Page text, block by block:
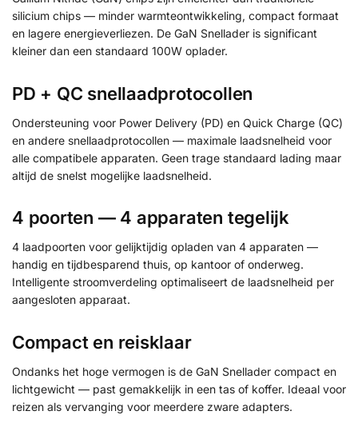
silicium chips — minder warmteontwikkeling, compact formaat
en lagere energieverliezen. De GaN Snellader is significant
kleiner dan een standaard 100W oplader.
PD + QC snellaadprotocollen
Ondersteuning voor Power Delivery (PD) en Quick Charge (QC)
en andere snellaadprotocollen — maximale laadsnelheid voor
alle compatibele apparaten. Geen trage standaard lading maar
altijd de snelst mogelijke laadsnelheid.
4 poorten — 4 apparaten tegelijk
4 laadpoorten voor gelijktijdig opladen van 4 apparaten —
handig en tijdbesparend thuis, op kantoor of onderweg.
Intelligente stroomverdeling optimaliseert de laadsnelheid per
aangesloten apparaat.
Compact en reisklaar
Ondanks het hoge vermogen is de GaN Snellader compact en
lichtgewicht — past gemakkelijk in een tas of koffer. Ideaal voor
reizen als vervanging voor meerdere zware adapters.